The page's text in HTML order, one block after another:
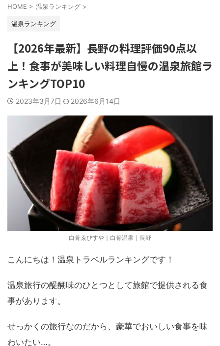
HOME > 温泉ランキング >
温泉ランキング
【2026年最新】長野の料理評価90点以
上！食事が美味しい料理自慢の温泉旅館ラ
ンキングTOP10
2023年3月7日 2026年6月14日
白骨ゑびすや｜白骨温泉｜長野
こんにちは！温泉トラベルランキングです！
温泉旅行の醍醐味のひとつとして旅館で提供される食
事があります。
せっかくの旅行なのだから、豪華でおいしい食事を味
わいたい…。